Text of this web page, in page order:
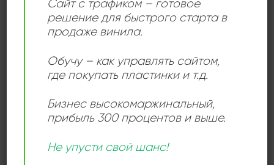
из величайших исполнителей своего времени.
ДЕТАЛИ
Мелодия
ИСПОЛНИТЕЛЬ Elton John
Сайт с трафиком – готовое
решение для быстрого старта в
продаже винила.
Обучу – как управлять сайтом,
где покупать пластинки и т.д.
Бизнес высокомаржинальный,
прибыль 300 процентов и выше.
Не упусти свой шанс!